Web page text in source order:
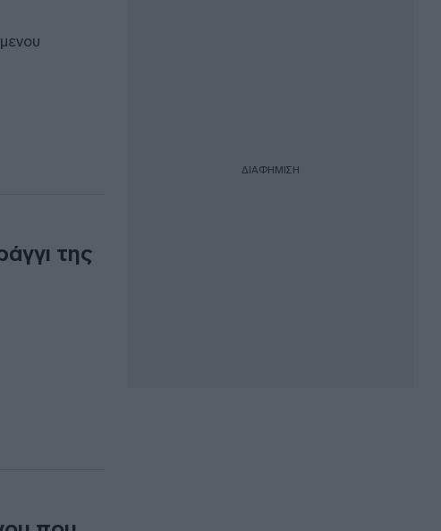
της
ΔΙΑΦΗΜΙΣΗ